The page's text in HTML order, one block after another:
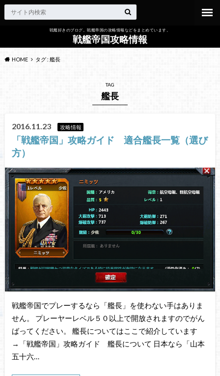
戦艦好きのブログ。戦艦帝国の攻略情報などをまとめています。
戦艦帝国攻略情報
HOME タグ : 艦長
TAG
艦長
2016.11.23 攻略情報
「戦艦帝国」攻略ガイド 適合艦長一覧（選び
方）
戦艦帝国でプレーするなら「艦長」を使わない手はありま
せん。 プレーヤーレベル５０以上で開放されますのでがん
ばってください。 艦長についてはここで紹介しています
→「戦艦帝国」攻略ガイド 艦長について 日本なら「山本
五十六…